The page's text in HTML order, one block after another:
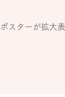
スターが拡大